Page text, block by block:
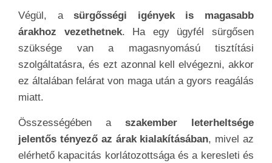
Végül, asürgősségi igények is magasabb
árakhoz vezethetnek. Ha egy ügyfél sürgősen
szüksége van a magasnyomású tisztítási
szolgáltatásra, és ezt azonnal kell elvégezni, akkor
ez általában felárat von maga után a gyors reagálás
miatt.
Összességében aszakember leterheltsége
jelentős tényező az árak kialakításában, mivel az
elérhető kapacitás korlátozottsága és a keresleti és